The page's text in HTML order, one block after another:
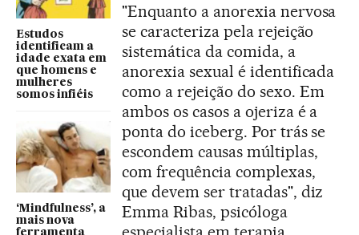
Estudos
identificam a
idade exata em
que homens e
mulheres
somos infiéis
‘Mindfulness’, a
mais nova
ferramenta
"Enquanto a anorexia nervosa
se caracteriza pela rejeição
sistemática da comida, a
anorexia sexual é identificada
como a rejeição do sexo. Em
ambos os casos a ojeriza é a
ponta do iceberg. Por trás se
escondem causas múltiplas,
com frequência complexas,
que devem ser tratadas", diz
Emma Ribas, psicóloga